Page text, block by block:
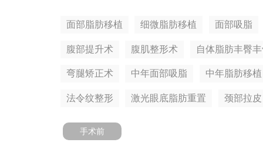
面部脂肪移植 细微脂肪移植 面部吸脂
腹部提升术 腹肌整形术 自体脂肪丰臀
弯腿矫正术 中年面部吸脂 中年脂肪移植
法令纹整形 激光眼底脂肪重置 颈部拉皮
手术前